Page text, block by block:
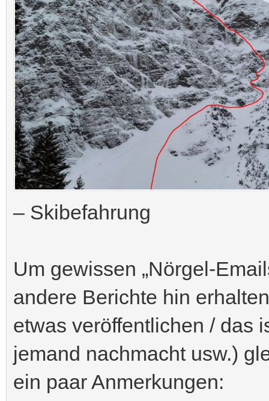
– Skibefahrung
Um gewissen „Nörgel-
andere Berichte hin
etwas veröffentlichen / das
jemand nachmacht usw.)
ein paar Anmerkungen: